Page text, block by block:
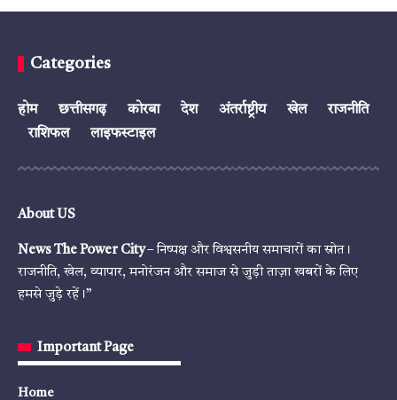
Categories
होम छत्तीसगढ़ कोरबा देश अंतर्राष्ट्रीय खेल
राजनीति
राशिफल
लाइफस्टाइल
About US
News The Power City– निष्पक्ष और विश्वसनीय समाचारों का स्रोत।
राजनीति, खेल, व्यापार, मनोरंजन और समाज से जुड़ी ताज़ा खबरों के लिए
हमसे जुड़े रहें।”
Important Page
Home